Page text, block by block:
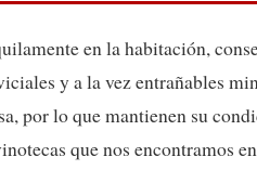
en la habitación,
y a la vez entrañables
por lo que mantienen su
que nos encontramos